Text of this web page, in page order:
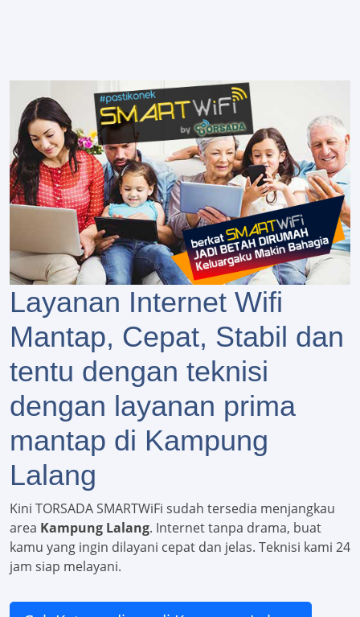
Layanan Internet Wifi
Mantap, Cepat, Stabil dan
tentu dengan teknisi
dengan layanan prima
mantap di Kampung
Lalang
Kini TORSADA SMARTWiFi sudah tersedia menjangkau
area Kampung Lalang. Internet tanpa drama, buat
kamu yang ingin dilayani cepat dan jelas. Teknisi kami 24
jam siap melayani.